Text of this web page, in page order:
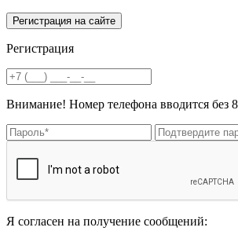
Регистрация
Внимание! Номер телефона вводится без
Я согласен на получение сообщений: